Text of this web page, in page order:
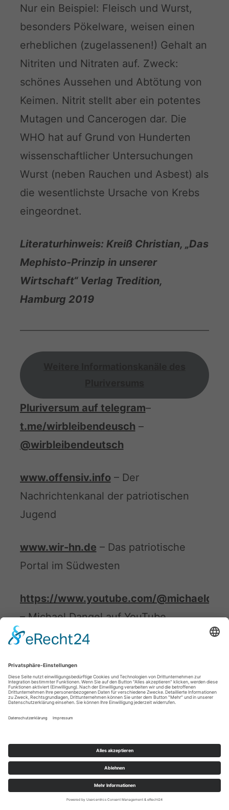
Nur ein Beispiel: Fleisch und Wurst,
besonders Pökelware, weisen einen
erheblichen (zugelassenen!) Gehalt an
Nitriten und Nitraten auf. Zweck:
schönes Aussehen und Abtötung von
Keimen. Nitrit stellt aber ein potentes
Mutagen und Cancerogen dar. Die
WHO hat auf Grund von Hunderten
wissenschaftlicher Untersuchungen
Wurst (neben Rauchen und Asbest) als
die wesentlichste Ursache von Krebs
eingeordnet.
Literaturhinweis: Kreiß Christian, „Das
Mephisto-Prinzip in unserer
Wirtschaft“ Verlag Tredition,
Hamburg 2019
Pluriversum auf telegram–
t.me/wirbleibendeusch –
@wirbleibendeutsch
www.offensiv.info– Der
Nachrichtenkanal der patriotischen
Jugend
www.wir-hn.de – Das patriotische
Portal im Südwesten
https://www.youtube.com/
– Michael Dangel auf YouTube
– Michael Dangel auf TikTok